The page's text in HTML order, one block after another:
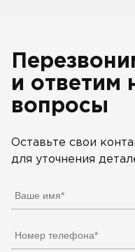
и ответим
вопросы
Оставьте свои
для уточнения